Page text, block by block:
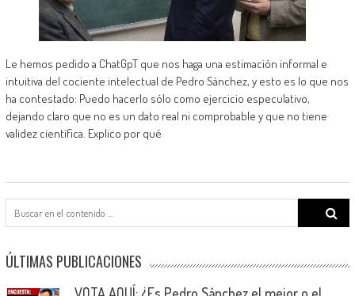
Le hemos pedido a ChatGpT que nos haga una estimación informal e
intuitiva del cociente intelectual de Pedro Sánchez, y esto es lo que nos
ha contestado: Puedo hacerlo sólo como ejercicio especulativo,
dejando claro que no es un dato real ni comprobable y que no tiene
validez científica. Explico por qué
Search
for:
ÚLTIMAS PUBLICACIONES